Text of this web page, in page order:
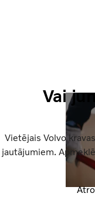
Vai
Vietējais Volvo
jautājumiem.